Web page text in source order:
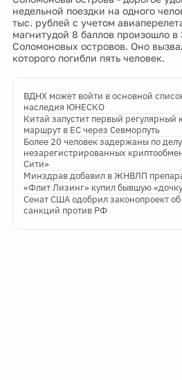
недельной поездки на одного
тыс. рублей с учетом
магнитудой 8 баллов произошло
Соломоновых островов. Оно
которого погибли пять человек.
ВДНХ может войти в основной
наследия ЮНЕСКО
Китай запустит первый регулярный
маршрут в ЕС через Севморпуть
Более 20 человек задержаны по
незарегистрированных
Сити»
Минздрав добавил в ЖНВЛП
«Флит Лизинг» купил бывшую
Сенат США одобрил законопроект
санкций против РФ